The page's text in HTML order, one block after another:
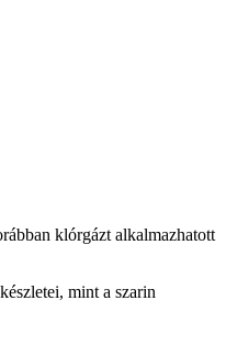
klórgázt alkalmazhatott
mint a szarin